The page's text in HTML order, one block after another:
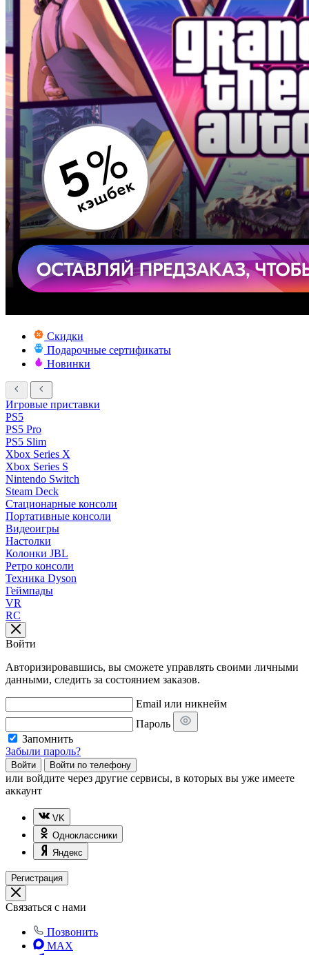
Скидки
Подарочные сертификаты
Новинки
Игровые приставки
PS5
PS5 Pro
PS5 Slim
Xbox Series X
Xbox Series S
Nintendo Switch
Steam Deck
Стационарные консоли
Портативные консоли
Видеоигры
Настолки
Колонки JBL
Ретро консоли
Техника Dyson
Геймпады
VR
RC
Войти
Авторизировавшись, вы сможете управлять своими личными
данными, следить за состоянием заказов.
Email или никнейм
Пароль
Запомнить
Забыли пароль?
Войти Войти по телефону
или войдите через другие сервисы, в которых вы уже имеете
аккаунт
VK
Одноклассники
Яндекс
Регистрация
Связаться с нами
Позвонить
MAX